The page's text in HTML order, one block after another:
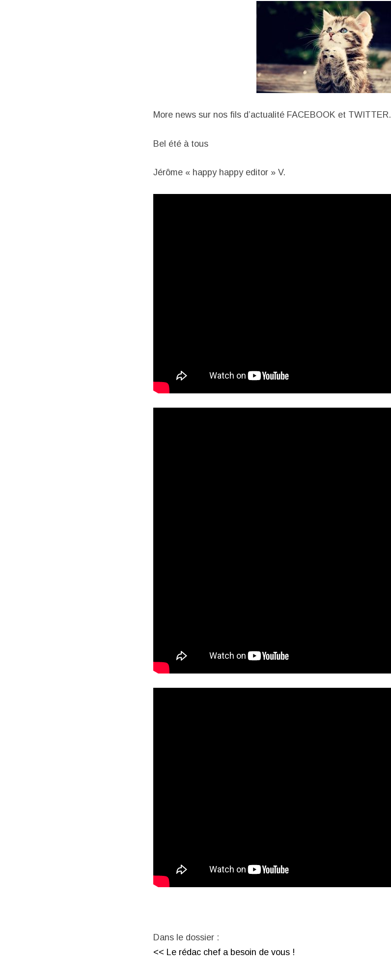
More news sur nos fils d’actualité FACEBOOK et TWITTER.
Bel été à tous
Jérôme « happy happy editor » V.
Dans le dossier :
<< Le rédac chef a besoin de vous !